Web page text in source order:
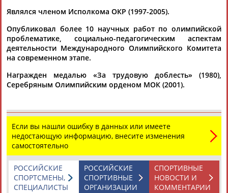
Каримжан
Андрей
Рамазан
АБДУЛАЕВ
Тагир
АБДУЛАЕВ
АБДУЛАЗИЗОВАБДУЛБЕКОВ
Являлся членом Исполкома ОКР (1997-2005).
Опубликовал более 10 научных работ по олимпийской
проблематике, социально-педагогическим аспектам
деятельности Международного Олимпийского Комитета
на современном этапе.
Награжден медалью «За трудовую доблесть» (1980),
Серебряным Олимпийским орденом МОК (2001).
Если вы нашли ошибку в данных или имеете
недостающую информацию, внесите изменения
самостоятельно
СПОРТИВНЫЕ
НОВОСТИ И
КОММЕНТАРИИ
РОССИЙСКИЕ
СПОРТИВНЫЕ
ОРГАНИЗАЦИИ
РОССИЙСКИЕ
СПОРТСМЕНЫ,
СПЕЦИАЛИСТЫ